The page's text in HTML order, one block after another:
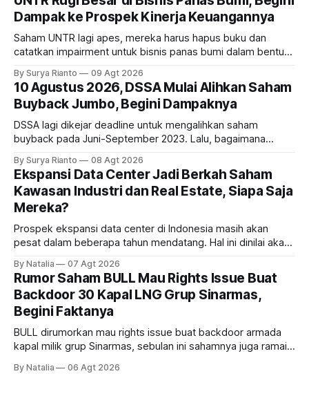
Dampak ke Prospek Kinerja Keuangannya
Saham UNTR lagi apes, mereka harus hapus buku dan
catatkan impairment untuk bisnis panas bumi dalam bentuk
bisnis UNTR?
By Surya Rianto 09 Agt 2026
10 Agustus 2026, DSSA Mulai Alihkan Saham
Buyback Jumbo, Begini Dampaknya
DSSA lagi dikejar deadline untuk mengalihkan saham
buyback pada Juni-September 2023. Lalu, bagaimana
By Surya Rianto 08 Agt 2026
Ekspansi Data Center Jadi Berkah Saham
Kawasan Industri dan Real Estate, Siapa Saja
Mereka?
Prospek ekspansi data center di Indonesia masih akan
pesat dalam beberapa tahun mendatang. Hal ini dinilai akan
estate, ada siapa saja mereka?
By Natalia 07 Agt 2026
Rumor Saham BULL Mau Rights Issue Buat
Backdoor 30 Kapal LNG Grup Sinarmas,
Begini Faktanya
BULL dirumorkan mau rights issue buat backdoor armada
kapal milik grup Sinarmas, sebulan ini sahamnya juga ramai
masih menarik dilirik?
By Natalia 06 Agt 2026